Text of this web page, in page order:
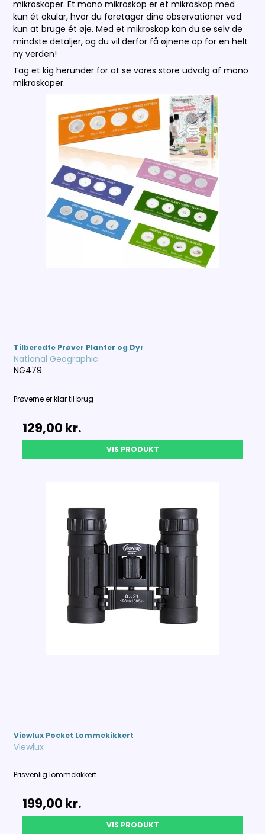
mikroskoper. Et mono mikroskop er et mikroskop med
kun ét okular, hvor du foretager dine observationer ved
kun at bruge ét øje. Med et mikroskop kan du se selv de
mindste detaljer, og du vil derfor få øjnene op for en helt
ny verden!
Tag et kig herunder for at se vores store udvalg af mono
mikroskoper.
Tilberedte Prøver Planter og Dyr
National Geographic
NG479
Prøverne er klar til brug
129,00 kr.
VIS PRODUKT
Viewlux Pocket Lommekikkert
Viewlux
Prisvenlig lommekikkert
199,00 kr.
VIS PRODUKT